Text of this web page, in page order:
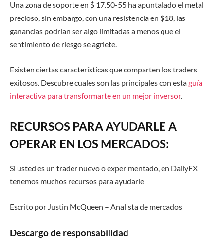
Una zona de soporte en $ 17.50-55 ha apuntalado el metal
precioso, sin embargo, con una resistenciaen $18, las
ganancias podrían ser algo limitadas a menos que el
sentimiento de riesgo se agriete.
Existen ciertas características que comparten los traders
exitosos. Descubre cuales son las principales con estaguía
interactiva para transformarte en un mejor inversor.
RECURSOS PARA AYUDARLE A
OPERAR EN LOS MERCADOS:
Si usted es un trader nuevo o experimentado, en DailyFX
tenemos muchos recursos para ayudarle:
Escrito por Justin McQueen – Analista de mercados
Descargo de responsabilidad